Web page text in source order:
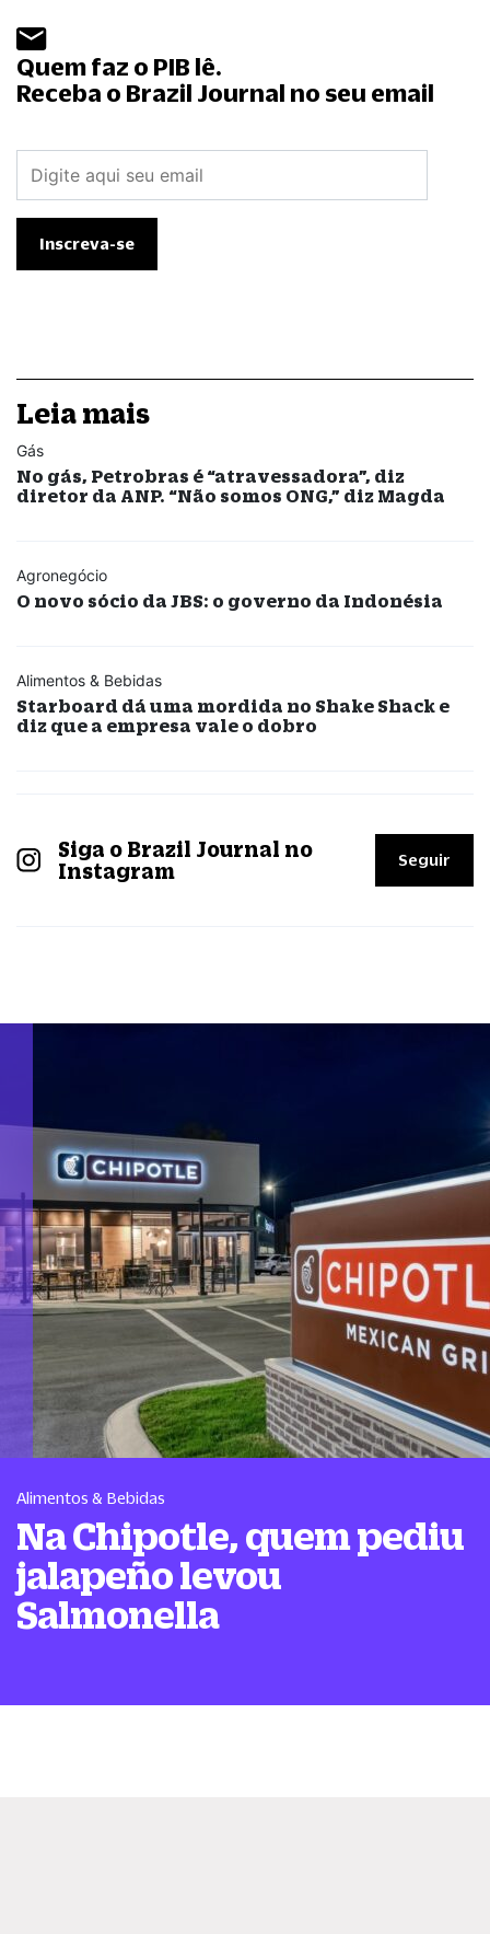
Quem faz o PIB lê.
Receba o Brazil Journal no seu email
Leia mais
Gás
No gás, Petrobras é “atravessadora”, diz
diretor da ANP. “Não somos ONG,” diz Magda
Agronegócio
O novo sócio da JBS: o governo da Indonésia
Alimentos & Bebidas
Starboard dá uma mordida no Shake Shack e
diz que a empresa vale o dobro
Siga o Brazil Journal no
Instagram
Seguir
Alimentos & Bebidas
Na Chipotle, quem pediu
jalapeño levou
Salmonella